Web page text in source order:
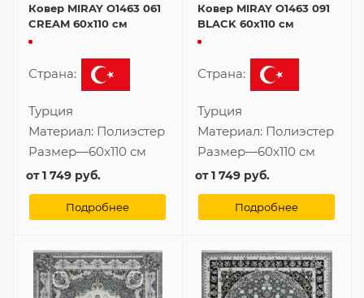
Ковер MIRAY O1463 061
CREAM 60x110 см
Страна:
Турция
Материал: Полиэстер
Размер—60x110 см
от1 749 руб.
Подробнее
Ковер MIRAY O1463 091
BLACK 60x110 см
Страна:
Турция
Материал: Полиэстер
Размер—60x110 см
от1 749 руб.
Подробнее